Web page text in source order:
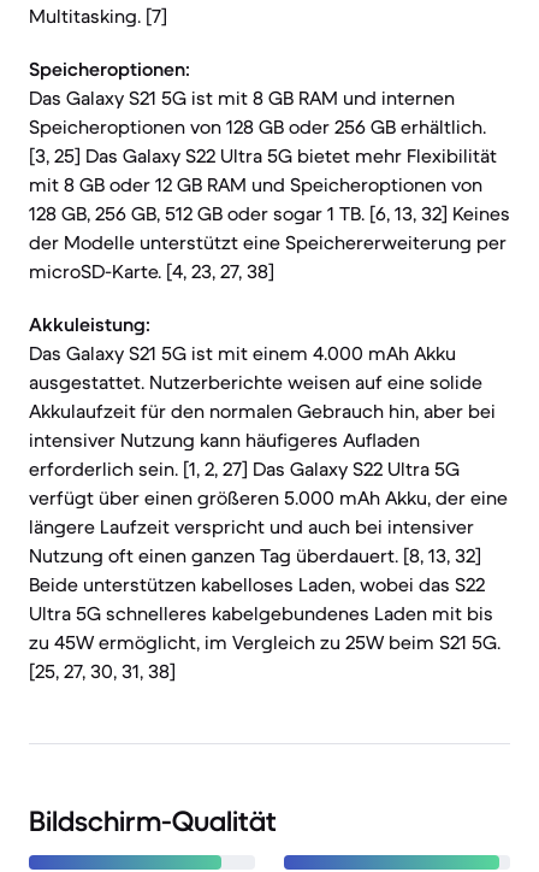
Multitasking. [7]
Speicheroptionen:
Das Galaxy S21 5G ist mit 8 GB RAM und internen
Speicheroptionen von 128 GB oder 256 GB erhältlich.
[3, 25] Das Galaxy S22 Ultra 5G bietet mehr Flexibilität
mit 8 GB oder 12 GB RAM und Speicheroptionen von
128 GB, 256 GB, 512 GB oder sogar 1 TB. [6, 13, 32] Keines
der Modelle unterstützt eine Speichererweiterung per
microSD-Karte. [4, 23, 27, 38]
Akkuleistung:
Das Galaxy S21 5G ist mit einem 4.000 mAh Akku
ausgestattet. Nutzerberichte weisen auf eine solide
Akkulaufzeit für den normalen Gebrauch hin, aber bei
intensiver Nutzung kann häufigeres Aufladen
erforderlich sein. [1, 2, 27] Das Galaxy S22 Ultra 5G
verfügt über einen größeren 5.000 mAh Akku, der eine
längere Laufzeit verspricht und auch bei intensiver
Nutzung oft einen ganzen Tag überdauert. [8, 13, 32]
Beide unterstützen kabelloses Laden, wobei das S22
Ultra 5G schnelleres kabelgebundenes Laden mit bis
zu 45W ermöglicht, im Vergleich zu 25W beim S21 5G.
[25, 27, 30, 31, 38]
Bildschirm-Qualität